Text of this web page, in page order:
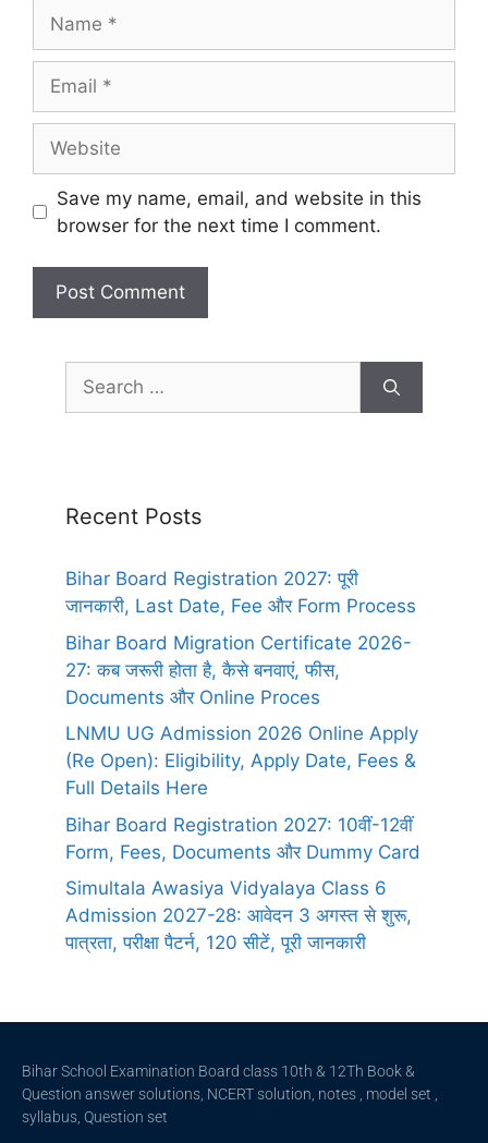
Save my name, email, and website in this
browser for the next time I comment.
Recent Posts
Bihar Board Registration 2027: पूरी
जानकारी, Last Date, Fee और Form Process
Bihar Board Migration Certificate 2026-
27: कब जरूरी होता है, कैसे बनवाएं, फीस,
Documents और Online Proces
LNMU UG Admission 2026 Online Apply
(Re Open): Eligibility, Apply Date, Fees &
Full Details Here
Bihar Board Registration 2027: 10वीं-12वीं
Form, Fees, Documents और Dummy Card
Simultala Awasiya Vidyalaya Class 6
Admission 2027-28: आवेदन 3 अगस्त से शुरू,
पात्रता, परीक्षा पैटर्न, 120 सीटें, पूरी जानकारी
Bihar School Examination Board class 10th & 12Th Book &
Question answer solutions, NCERT solution, notes , model set ,
syllabus, Question set